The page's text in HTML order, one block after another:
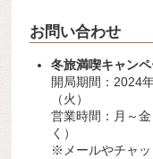
お問い合わせ
冬旅満喫キャン
開局期間：2024
（火）
営業時間：月～
く）
※メールやチャッ